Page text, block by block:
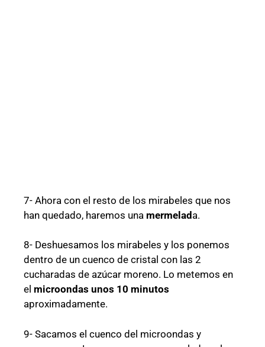
7- Ahora con el resto de los mirabeles que nos
han quedado, haremos una mermelada.
8- Deshuesamos los mirabeles y los ponemos
dentro de un cuenco de cristal con las 2
cucharadas de azúcar moreno. Lo metemos en
el microondas unos 10 minutos
aproximadamente.
9- Sacamos el cuenco del microondas y